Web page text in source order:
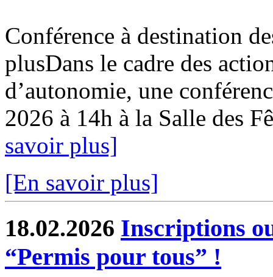
Conférence à destination
plusDans le cadre des
d’autonomie, une
2026 à 14h à la Salle des
savoir plus]
[En savoir plus]
18.02.2026 Inscriptions
“Permis pour tous” !